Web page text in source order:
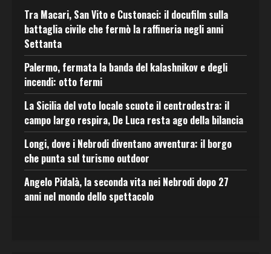
Tra Macari, San Vito e Custonaci: il docufilm sulla
battaglia civile che fermò la raffineria negli anni
Settanta
Palermo, fermata la banda del kalashnikov e degli
incendi: otto fermi
La Sicilia del voto locale scuote il centrodestra: il
campo largo respira, De Luca resta ago della bilancia
Longi, dove i Nebrodi diventano avventura: il borgo
che punta sul turismo outdoor
Angelo Pidalà, la seconda vita nei Nebrodi dopo 27
anni nel mondo dello spettacolo